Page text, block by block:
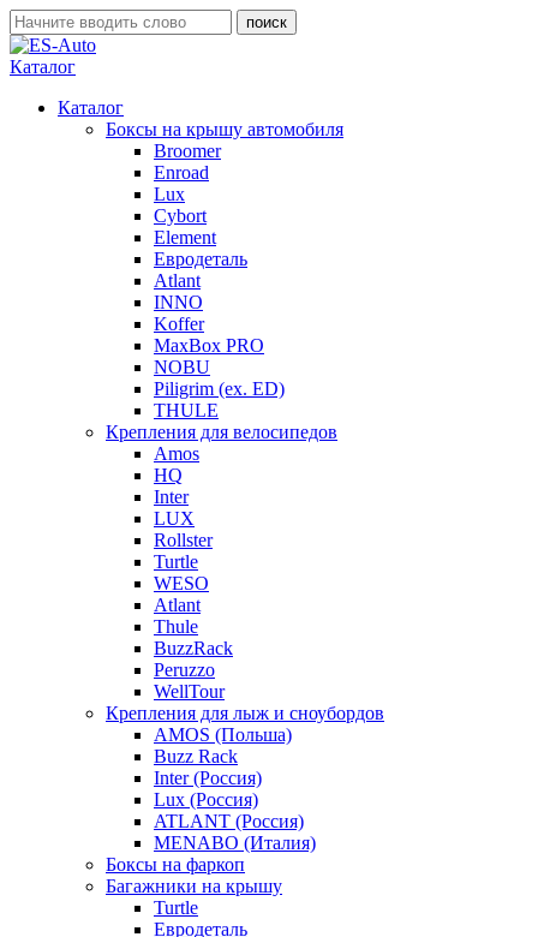
Каталог
Каталог
Боксы на крышу автомобиля
Broomer
Enroad
Lux
Cybort
Element
Евродеталь
Atlant
INNO
Koffer
MaxBox PRO
NOBU
Piligrim (ex. ED)
THULE
Крепления для велосипедов
Amos
HQ
Inter
LUX
Rollster
Turtle
WESO
Atlant
Thule
BuzzRack
Peruzzo
WellTour
Крепления для лыж и сноубордов
AMOS (Польша)
Buzz Rack
Inter (Россия)
Lux (Россия)
ATLANT (Россия)
MENABO (Италия)
Боксы на фаркоп
Багажники на крышу
Turtle
Евродеталь